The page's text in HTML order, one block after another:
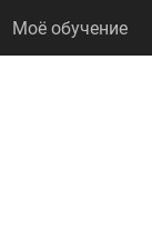
Моё обучение